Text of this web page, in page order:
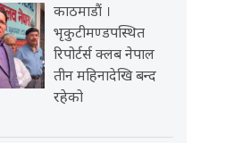
काठमाडौं ।
भृकुटीमण्डपस्थित
रिपोर्टर्स क्लब नेपाल
तीन महिनादेखि बन्द
रहेको